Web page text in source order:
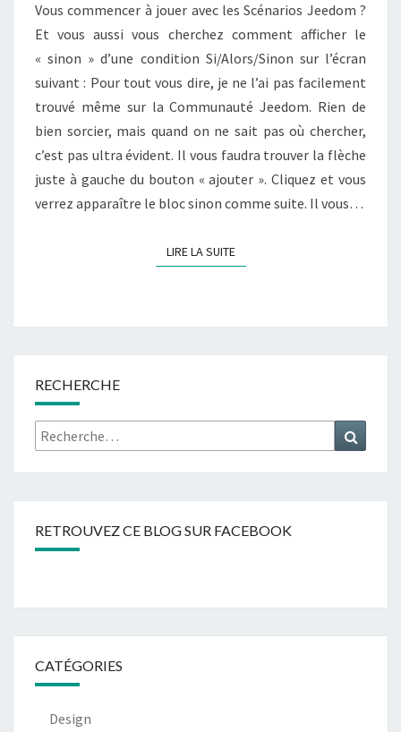
SCÉNARIOS
JEEDOM
Vous commencer à jouer avec les Scénarios Jeedom ?
Et vous aussi vous cherchez comment afficher le
« sinon » d’une condition Si/Alors/Sinon sur l’écran
suivant : Pour tout vous dire, je ne l’ai pas facilement
trouvé même sur la Communauté Jeedom. Rien de
bien sorcier, mais quand on ne sait pas où chercher,
c’est pas ultra évident. Il vous faudra trouver la flèche
juste à gauche du bouton « ajouter ». Cliquez et vous
verrez apparaître le bloc sinon comme suite. Il vous…
LIRE LA SUITELIRE LA SUITE
RECHERCHE
Rechercher :
RETROUVEZ CE BLOG SUR FACEBOOK
CATÉGORIES
Design